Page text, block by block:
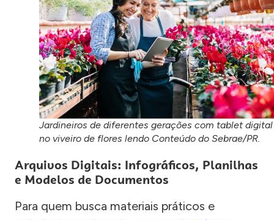
Jardineiros de diferentes gerações com tablet digital
no viveiro de flores lendo Conteúdo do Sebrae/PR.
Arquivos Digitais: Infográficos, Planilhas
e Modelos de Documentos
Para quem busca materiais práticos e